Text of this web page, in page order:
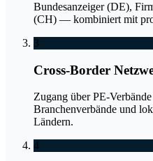
Bundesanzeiger (DE),
(CH) — kombiniert mit
3
Cross-Border
Zugang über PE-
Branchenverbände und
Ländern.
4